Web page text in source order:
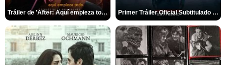
Tráiler de 'After: Aquí empieza todo' Primer Tráiler Oficial Subtitulado de 'La Noche Del Demonio: Están Entre Nosotros'